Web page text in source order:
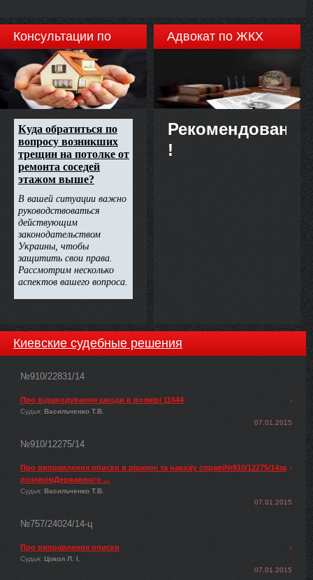
Консультации по
недвижимости
Адвокат по ЖКХ
Рекомендовано
!
Киевские судебные решения
№910/22831/14
Про відшкодування шкоди в розмірі 11644
Судья: Васильченко Т.В.
07.01.2015
№910/12275/14
Про виправлення описки в рішенні та наказіу справі№910/12275/14за
позовомДержавного ...
Судья: Васильченко Т.В.
07.01.2015
№757/24024/14-ц
Про виправлення описки
Судья: Цокол Л. І.
07.01.2015